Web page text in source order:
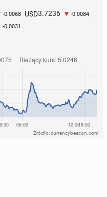
-0.0068 USD3.7236 -0.0084
-0.0031
Źródło: currencybeacon.com